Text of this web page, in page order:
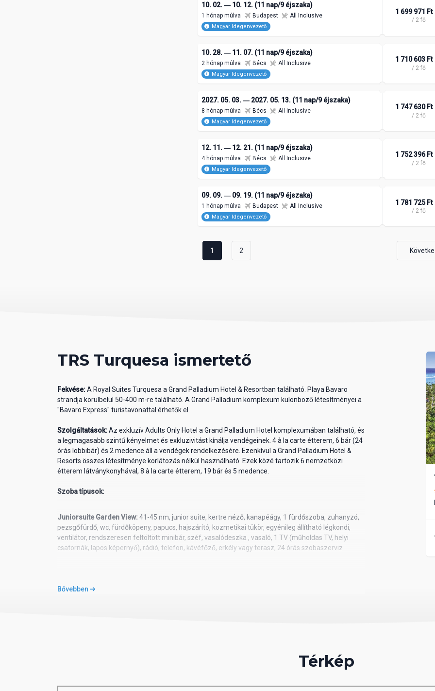
10. 02. ― 10. 12. (11 nap/9 éjszaka)
1 hónap múlva Budapest All Inclusive
Magyar Idegenvezető
1 699 971 Ft
/ 2 fő
10. 28. ― 11. 07. (11 nap/9 éjszaka)
2 hónap múlva Bécs All Inclusive
Magyar Idegenvezető
1 710 603 Ft
/ 2 fő
2027. 05. 03. ― 2027. 05. 13. (11 nap/9 éjszaka)
8 hónap múlva Bécs All Inclusive
Magyar Idegenvezető
1 747 630 Ft
/ 2 fő
12. 11. ― 12. 21. (11 nap/9 éjszaka)
4 hónap múlva Bécs All Inclusive
Magyar Idegenvezető
1 752 396 Ft
/ 2 fő
09. 09. ― 09. 19. (11 nap/9 éjszaka)
1 hónap múlva Budapest All Inclusive
Magyar Idegenvezető
1 781 725 Ft
/ 2 fő
1 2
TRS Turquesa ismertető
Fekvése:A Royal Suites Turquesa a Grand Palladium Hotel & Resortban található. Playa Bavaro
strandja körülbelül 50-400 m-re található. A Grand Palladium komplexum különböző létesítményei a
"Bavaro Express" turistavonattal érhetők el.
Szolgáltatások:Az exkluzív Adults Only Hotel a Grand Palladium Hotel komplexumában található, és
a legmagasabb szintű kényelmet és exkluzivitást kínálja vendégeinek. 4 à la carte étterem, 6 bár (24
órás lobbibár) és 2 medence áll a vendégek rendelkezésére. Ezenkívül a Grand Palladium Hotel &
Resorts összes létesítménye korlátozás nélkül használható. Ezek közé tartozik 6 nemzetközi
étterem látványkonyhával, 8 à la carte étterem, 19 bár és 5 medence.
Szoba típusok:
Juniorsuite Garden View: 41-45 nm, junior suite, kertre néző, kanapéágy, 1 fürdőszoba, zuhanyzó,
pezsgőfürdő, wc, fürdőköpeny, papucs, hajszárító, kozmetikai tükör, egyénileg állítható légkondi,
ventilátor, rendszeresen feltöltött minibár, széf, vasalódeszka , vasaló, 1 TV (műholdas TV, helyi
csatornák, lapos képernyő), rádió, telefon, kávéfőző, erkély vagy terasz, 24 órás szobaszerviz
ventilátor, rendszeresen feltöltött minibár, széf, vasalódeszka , vasaló, 1 TV (műholdas TV, helyi
csatornák, lapos képernyő), rádió, telefon, kávéfőző, terasz, közvetlen medence hozzáférés, 24
Bővebben
Térkép